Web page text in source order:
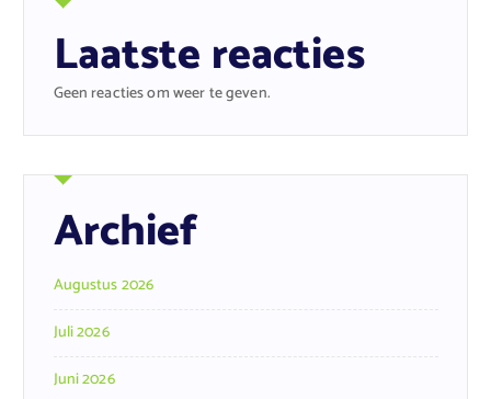
Laatste reacties
Geen reacties om weer te geven.
Archief
Augustus 2026
Juli 2026
Juni 2026